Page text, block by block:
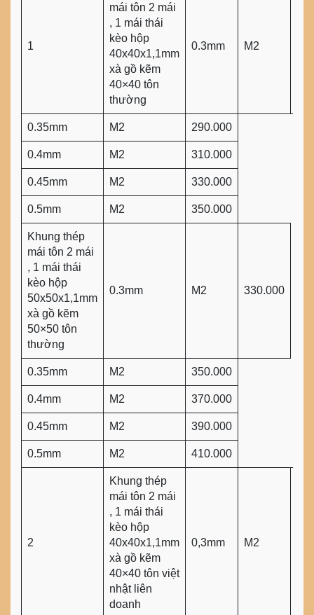
1
mái tôn 2 mái
, 1 mái thái
kèo hộp
40x40x1,1mm
xà gồ kẽm
40×40 tôn
thường
0.3mm M2
0.35mm M2 290.000
0.4mm M2 310.000
0.45mm M2 330.000
0.5mm M2 350.000
Khung thép
mái tôn 2 mái
, 1 mái thái
kèo hộp
50x50x1,1mm
xà gồ kẽm
50×50 tôn
thường
0.3mm M2 330.000
0.35mm M2 350.000
0.4mm M2 370.000
0.45mm M2 390.000
0.5mm M2 410.000
2
Khung thép
mái tôn 2 mái
, 1 mái thái
kèo hộp
40x40x1,1mm
xà gồ kẽm
40×40 tôn việt
nhật liên
doanh
0,3mm M2